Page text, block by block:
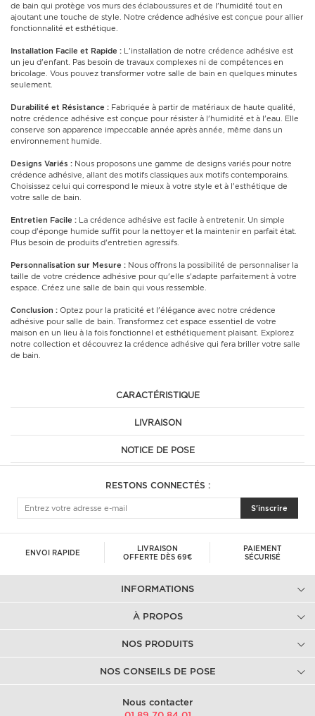
de bain qui protège vos murs des éclaboussures et de l'humidité tout en
ajoutant une touche de style. Notre crédence adhésive est conçue pour allier
fonctionnalité et esthétique.
Installation Facile et Rapide : L'installation de notre crédence adhésive est
un jeu d'enfant. Pas besoin de travaux complexes ni de compétences en
bricolage. Vous pouvez transformer votre salle de bain en quelques minutes
seulement.
Durabilité et Résistance : Fabriquée à partir de matériaux de haute qualité,
notre crédence adhésive est conçue pour résister à l'humidité et à l'eau. Elle
conserve son apparence impeccable année après année, même dans un
environnement humide.
Designs Variés : Nous proposons une gamme de designs variés pour notre
crédence adhésive, allant des motifs classiques aux motifs contemporains.
Choisissez celui qui correspond le mieux à votre style et à l'esthétique de
votre salle de bain.
Entretien Facile : La crédence adhésive est facile à entretenir. Un simple
coup d'éponge humide suffit pour la nettoyer et la maintenir en parfait état.
Plus besoin de produits d'entretien agressifs.
Personnalisation sur Mesure : Nous offrons la possibilité de personnaliser la
taille de votre crédence adhésive pour qu'elle s'adapte parfaitement à votre
espace. Créez une salle de bain qui vous ressemble.
Conclusion : Optez pour la praticité et l'élégance avec notre crédence
adhésive pour salle de bain. Transformez cet espace essentiel de votre
maison en un lieu à la fois fonctionnel et esthétiquement plaisant. Explorez
notre collection et découvrez la crédence adhésive qui fera briller votre salle
de bain.
CARACTÉRISTIQUE
LIVRAISON
NOTICE DE POSE
RESTONS CONNECTÉS :
S'inscrire
ENVOI RAPIDE
LIVRAISON
OFFERTE DÈS 69€
PAIEMENT
SÉCURISÉ
INFORMATIONS
À PROPOS
NOS PRODUITS
NOS CONSEILS DE POSE
Nous contacter